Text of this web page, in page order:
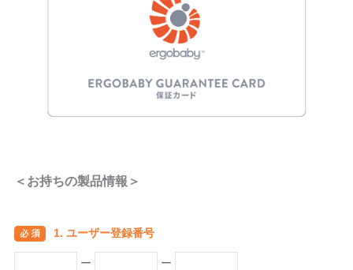
＜お持ちの製品情報＞
1. ユーザー登録番号
ー ー